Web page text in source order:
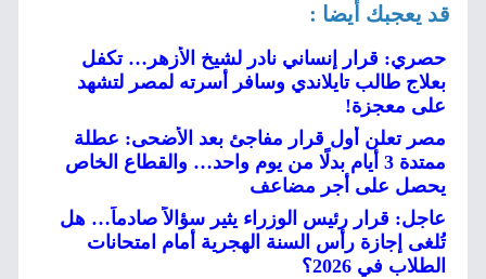
قد يعجبك أيضا :
حصري: قرار إنساني نادر لشيخ الأزهر… تكفل
بعلاج طالب تايلاندي وسافر أسرته لمصر لتشهد
على معجزة!
مصر تعلن أول قرار مفاجئ بعد الأضحى: عطلة
ممتدة 3 أيام بدلًا من يوم واحد… والقطاع الخاص
يحصل على أجر مضاعف
عاجل: قرار رئيس الوزراء يثير سؤالاً صادماً… هل
تُلغى إجازة رأس السنة الهجرية أمام امتحانات
الطلاب في 2026؟